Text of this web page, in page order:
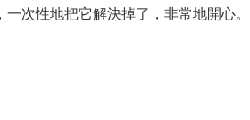
次性地把它解決掉了，非常地開心。